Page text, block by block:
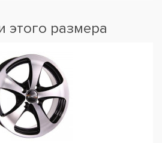
этого размера